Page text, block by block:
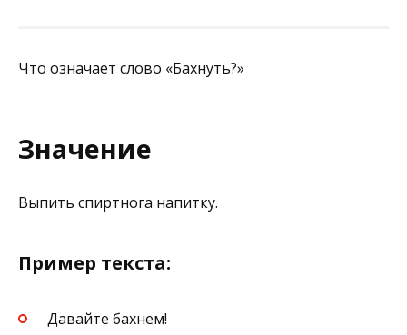
Что означает слово «Бахнуть?»
Значение
Выпить спиртнога напитку.
Пример текста:
Давайте бахнем!